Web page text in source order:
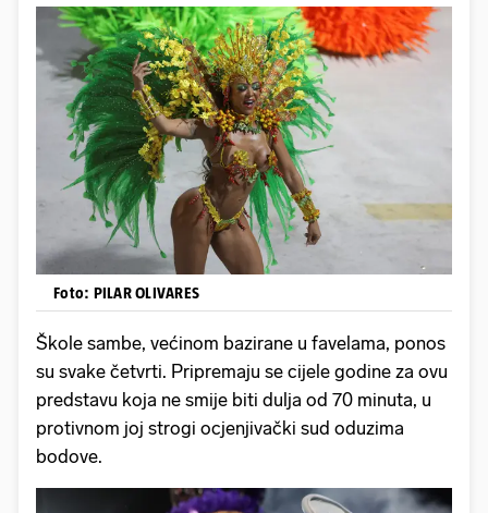
Foto: PILAR OLIVARES
Škole sambe, većinom bazirane u favelama, ponos
su svake četvrti. Pripremaju se cijele godine za ovu
predstavu koja ne smije biti dulja od 70 minuta, u
protivnom joj strogi ocjenjivački sud oduzima
bodove.